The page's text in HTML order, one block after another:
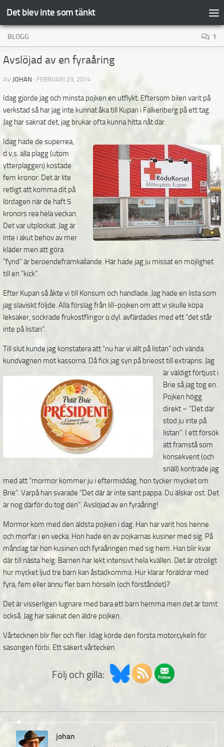
Hoppa till innehåll
Det blev inte som tänkt
BLOGG 1
Avslöjad av en fyraåring
AV JOHAN · FEBRUARI 23, 2014
Idag gjorde jag och minsta pojken en utflykt. Eftersom bilen varit på
verkstad så har jag inte kunnat åka till Kupan i Falkenberg på ett tag.
Jag har saknat det, jag brukar ofta kunna hitta nåt där.
Idag hade de superrea,
d.v.s. alla plagg (utom
ytterplaggen) kostade
fem kronor. Det är lite
retligt att komma dit på
lördagen när de haft 5
kronors rea hela veckan.
Det var utplockat. Jag är
inte i akut behov av mer
kläder men att göra
”fynd” är beroendeframkallande. Här hade jag ju missat en möjlighet
till en ”kick”.
Efter Kupan så åkte vi till Konsum och handlade. Jag hade en lista som
jag slaviskt följde. Alla förslag från lill-pojken om att vi skulle köpa
leksaker, sockrade frukostflingor o.dyl. avfärdades med ett ”det står
inte på listan”.
Till slut kunde jag konstatera att ”nu har vi allt på listan” och vända
kundvagnen mot kassorna. Då fick jag syn på brieost till extrapris. Jag
är väldigt förtjust i
Brie så jag tog en.
Pojken högg
direkt – ”Det där
stod ju inte på
listan”. I ett försök
att framstå som
konsekvent (och
snäll) kontrade jag
med att ”mormor kommer ju i eftermiddag, hon tycker mycket om
Brie”. Varpå han svarade ”Det där är inte sant pappa. Du älskar ost. Det
är nog därför du tog den”. Avslöjad av en fyraåring!
Mormor kom med den äldsta pojken i dag. Han har varit hos henne
och morfar i en vecka. Hon hade en av pojkarnas kusiner med sig. På
måndag tar hon kusinen och fyraåringen med sig hem. Han blir kvar
där till nästa helg. Barnen har lekt intensivt hela kvällen. Det är otroligt
hur mycket ljud tre barn kan åstadkomma. Hur klarar föräldrar med
fyra, fem eller ännu fler barn hörseln (och förståndet)?
Det är visserligen lugnare med bara ett barn hemma men det är tomt
också. Jag har saknat den äldre pojken.
Vårtecknen blir fler och fler. Idag körde den första motorcykeln för
säsongen förbi. Ett säkert vårtecken.
Följ och gilla:
johan